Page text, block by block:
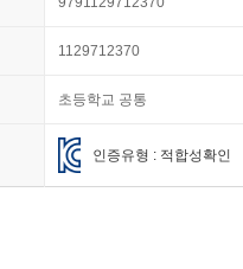
1129712370
초등학교 공통
인증유형 : 적합성확인